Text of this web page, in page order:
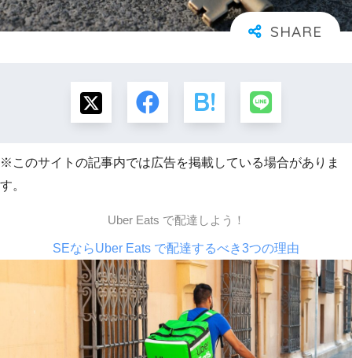
※このサイトの記事内では広告を掲載している場合がありま
す。
Uber Eats で配達しよう！
SEならUber Eats で配達するべき3つの理由